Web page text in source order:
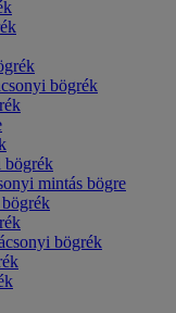
bögrék
bögrék
mintás bögre
bögrék